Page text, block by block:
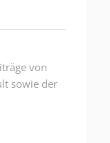
von
sowie der